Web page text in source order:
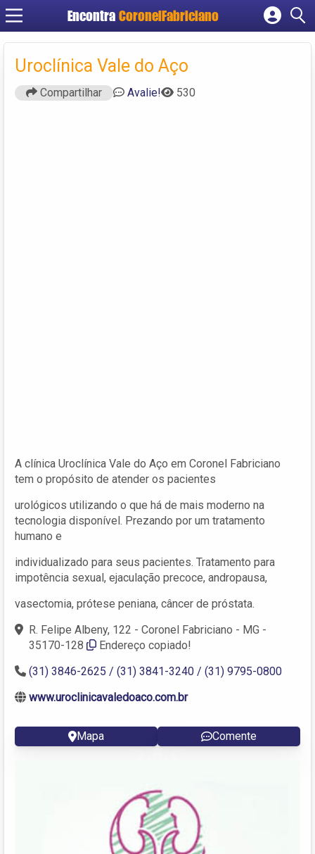
Encontra CoronelFabriciano
Cadastrar empresa
Criar conta
Uroclínica Vale do Aço
Compartilhar Avalie! 530
A clínica Uroclínica Vale do Aço em Coronel Fabriciano
tem o propósito de atender os pacientes
urológicos utilizando o que há de mais moderno na
tecnologia disponível. Prezando por um tratamento
humano e
individualizado para seus pacientes. Tratamento para
impotência sexual, ejaculação precoce, andropausa,
vasectomia, prótese peniana, câncer de próstata.
R. Felipe Albeny, 122 - Coronel Fabriciano - MG -
35170-128‎
Endereço copiado!
(31) 3846-2625 / (31) 3841-3240 / (31) 9795-0800
www.uroclinicavaledoaco.com.br
Mapa Comente